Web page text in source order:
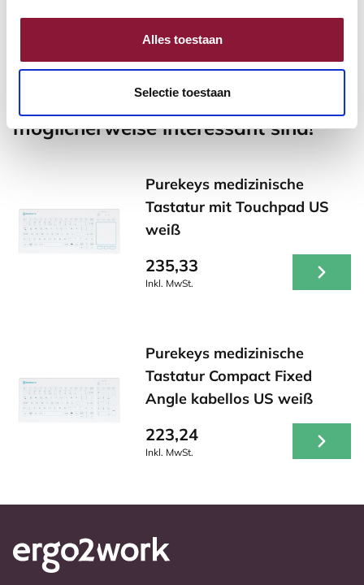
Alles toestaan
Selectie toestaan
Inkl. MwSt.
Andere Produkte, die für Sie
möglicherweise interessant sind!
Purekeys medizinische
Tastatur mit Touchpad US
weiß
235,33
Inkl. MwSt.
Purekeys medizinische
Tastatur Compact Fixed
Angle kabellos US weiß
223,24
Inkl. MwSt.